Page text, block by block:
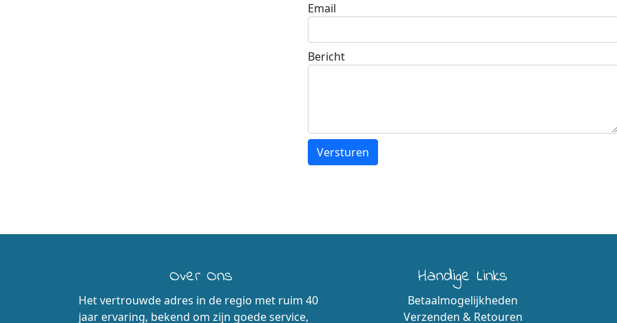
Email
Bericht
Over Ons
Het vertrouwde adres in de regio met ruim 40
jaar ervaring, bekend om zijn goede service,
Handige Links
Betaalmogelijkheden
Verzenden & Retouren